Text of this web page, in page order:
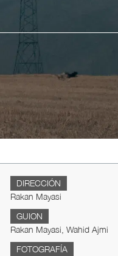
DIRECCIÓN
Rakan Mayasi
GUION
Rakan Mayasi, Wahid Ajmi
FOTOGRAFÍA